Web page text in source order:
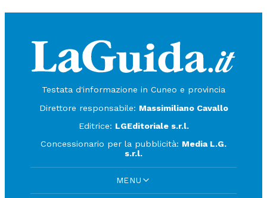
Testata d'informazione in Cuneo e provincia
Direttore responsabile: Massimiliano Cavallo
Editrice: LGEditoriale s.r.l.
Concessionario per la pubblicità: Media L.G.
s.r.l.
MENU